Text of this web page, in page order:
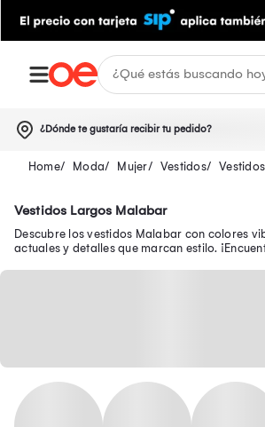
¿Dónde te gustaría recibir tu pedido?
Moda Mujer Vestidos
Vestidos Largos Malabar
Descubre los vestidos Malabar con colores
actuales y detalles que marcan estilo.